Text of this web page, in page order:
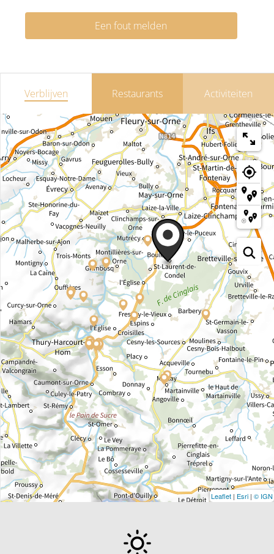
Een fout melden
Verblijven Restaurants Activiteiten
Leaflet | Esri | © IGN